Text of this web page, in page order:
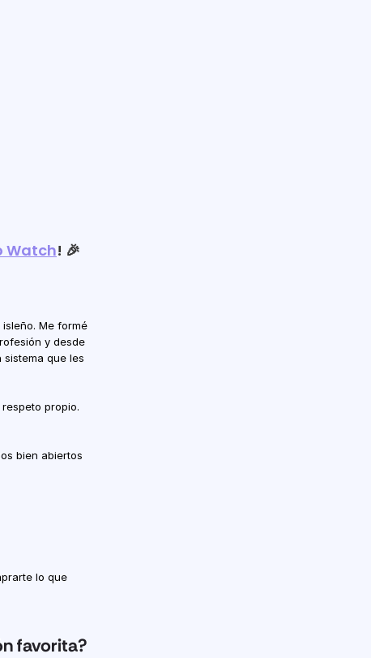
Watch! 🎉
Me formé
y desde
que les
propio.
bien abiertos
lo que
favorita?